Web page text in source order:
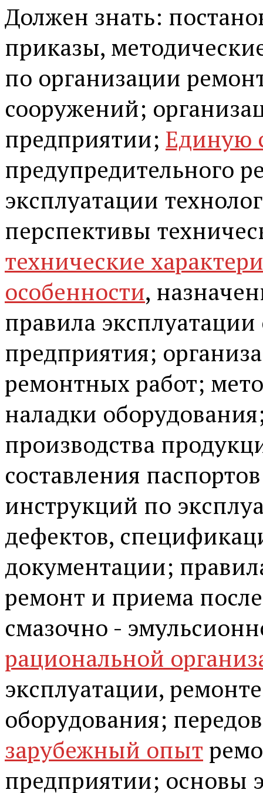
Должен знать:
приказы,
по организации
сооружений;
предприятии; Единую
предупредительного
эксплуатации
перспективы
технические
особенности,
правила
предприятия;
ремонтных работ;
наладки
производства
составления
инструкций по
дефектов,
документации;
ремонт и приема
смазочно -
рациональной
эксплуатации,
оборудования;
зарубежный опыт
предприятии; основы